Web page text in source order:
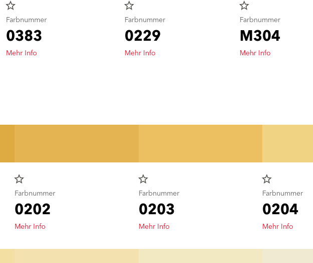
star_border
Farbnummer
0383
Mehr Info
star_border
Farbnummer
0229
Mehr Info
star_border
Farbnummer
M304
Mehr Info
star_border
Farbnummer
0202
Mehr Info
star_border
Farbnummer
0203
Mehr Info
star_border
Farbnummer
0204
Mehr Info